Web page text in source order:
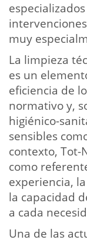
muy
La limpieza
es un
eficiencia de
normativo y,
higiénico-
sensibles
contexto, Tot-
como
experiencia,
la capacidad
a cada
Una de las